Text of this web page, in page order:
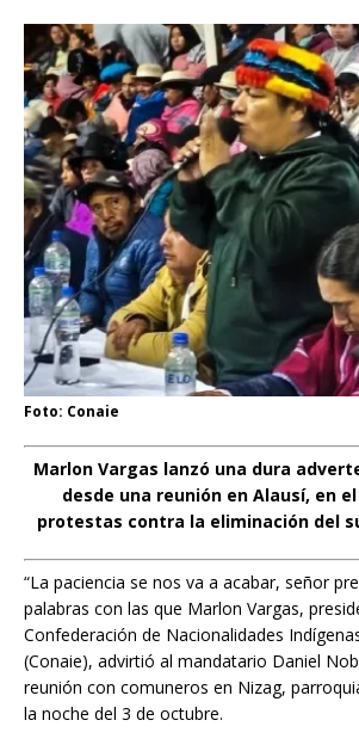
Foto: Conaie
Marlon Vargas lanzó una dura
desde una reunión en Alausí, en
protestas contra la eliminación del
“La paciencia se nos va a acabar, señor
palabras con las que Marlon Vargas,
Confederación de Nacionalidades
(Conaie), advirtió al mandatario Daniel
reunión con comuneros en Nizag,
la noche del 3 de octubre.